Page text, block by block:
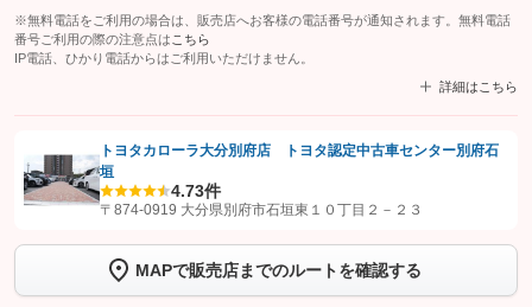
※無料電話をご利用の場合は、販売店へお客様の電話番号が通知されます。無料電話
番号ご利用の際の注意点は こちら
IP電話、ひかり電話からはご利用いただけません。
詳細はこちら
【STEP1】認証画面でグーネットを友だち追加してから「許可する」ボタンを押
します
【STEP2】 トーク画面で
完了してください。
トヨタカローラ大分別府店 トヨタ認定中古車センター別府石
垣
4.73件
〒874-0919 大分県別府市石垣東１０丁目２－２３
MAPで販売店までのルートを確認する